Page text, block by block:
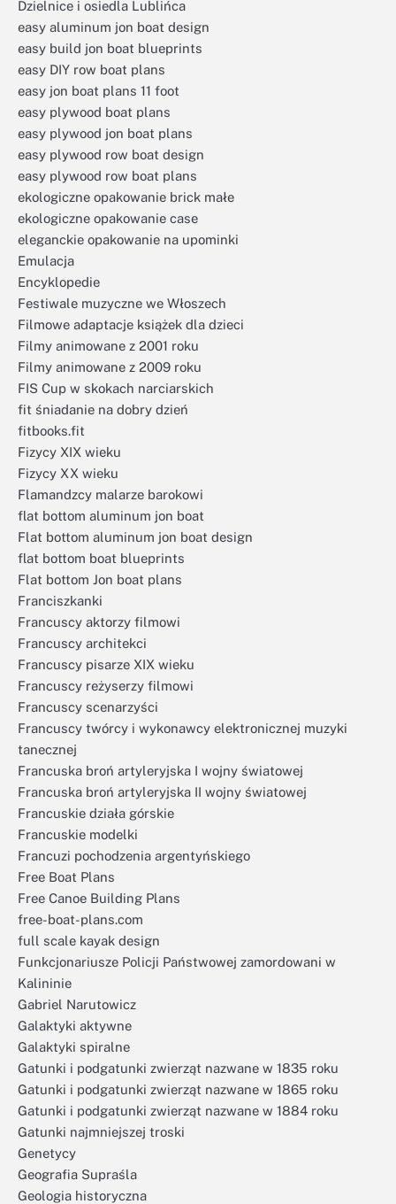
Dzielnice i osiedla Lublińca
easy aluminum jon boat design
easy build jon boat blueprints
easy DIY row boat plans
easy jon boat plans 11 foot
easy plywood boat plans
easy plywood jon boat plans
easy plywood row boat design
easy plywood row boat plans
ekologiczne opakowanie brick małe
ekologiczne opakowanie case
eleganckie opakowanie na upominki
Emulacja
Encyklopedie
Festiwale muzyczne we Włoszech
Filmowe adaptacje książek dla dzieci
Filmy animowane z 2001 roku
Filmy animowane z 2009 roku
FIS Cup w skokach narciarskich
fit śniadanie na dobry dzień
fitbooks.fit
Fizycy XIX wieku
Fizycy XX wieku
Flamandzcy malarze barokowi
flat bottom aluminum jon boat
Flat bottom aluminum jon boat design
flat bottom boat blueprints
Flat bottom Jon boat plans
Franciszkanki
Francuscy aktorzy filmowi
Francuscy architekci
Francuscy pisarze XIX wieku
Francuscy reżyserzy filmowi
Francuscy scenarzyści
Francuscy twórcy i wykonawcy elektronicznej muzyki
tanecznej
Francuska broń artyleryjska I wojny światowej
Francuska broń artyleryjska II wojny światowej
Francuskie działa górskie
Francuskie modelki
Francuzi pochodzenia argentyńskiego
Free Boat Plans
Free Canoe Building Plans
free-boat-plans.com
full scale kayak design
Funkcjonariusze Policji Państwowej zamordowani w
Kalininie
Gabriel Narutowicz
Galaktyki aktywne
Galaktyki spiralne
Gatunki i podgatunki zwierząt nazwane w 1835 roku
Gatunki i podgatunki zwierząt nazwane w 1865 roku
Gatunki i podgatunki zwierząt nazwane w 1884 roku
Gatunki najmniejszej troski
Genetycy
Geografia Supraśla
Geologia historyczna